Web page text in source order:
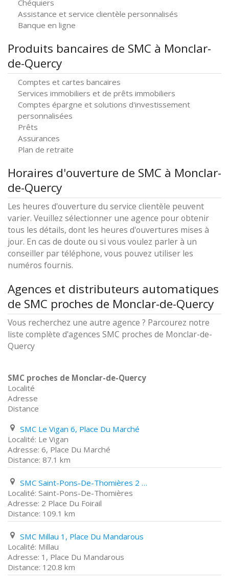
Chéquiers
Assistance et service clientèle personnalisés
Banque en ligne
Produits bancaires de SMC à Monclar-
de-Quercy
Comptes et cartes bancaires
Services immobiliers et de prêts immobiliers
Comptes épargne et solutions d'investissement
personnalisées
Prêts
Assurances
Plan de retraite
Horaires d'ouverture de SMC à Monclar-
de-Quercy
Les heures d'ouverture du service clientèle peuvent
varier. Veuillez sélectionner une agence pour obtenir
tous les détails, dont les heures d'ouvertures mises à
jour. En cas de doute ou si vous voulez parler à un
conseiller par téléphone, vous pouvez utiliser les
numéros fournis.
Agences et distributeurs automatiques
de SMC proches de Monclar-de-Quercy
Vous recherchez une autre agence ? Parcourez notre
liste complète d'agences SMC proches de Monclar-de-
Quercy
SMC proches de Monclar-de-Quercy
Localité
Adresse
Distance
SMC Le Vigan 6, Place Du Marché
Le Vigan
6, Place Du Marché
87.1 km
SMC Saint-Pons-De-Thomières 2 Place Du Foirail
Saint-Pons-De-Thomières
2 Place Du Foirail
109.1 km
SMC Millau 1, Place Du Mandarous
Millau
1, Place Du Mandarous
120.8 km